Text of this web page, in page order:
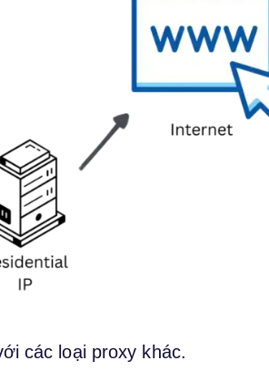
các loại proxy khác.